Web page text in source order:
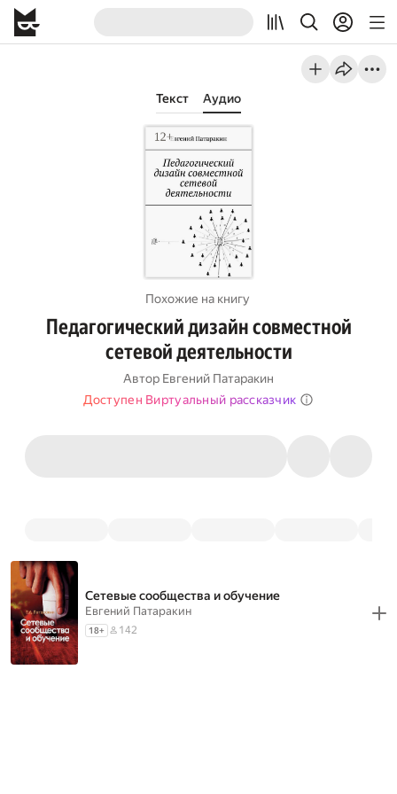
Текст Аудио
Похожие на книгу
Педагогический дизайн совместной
сетевой деятельности
Автор Евгений Патаракин
Доступен Виртуальный рассказчик
Сетевые сообщества и обучение
Евгений Патаракин
18+ 142